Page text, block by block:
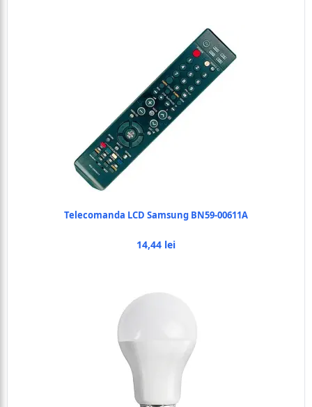
Telecomanda LCD Samsung BN59-00611A
14,44 lei